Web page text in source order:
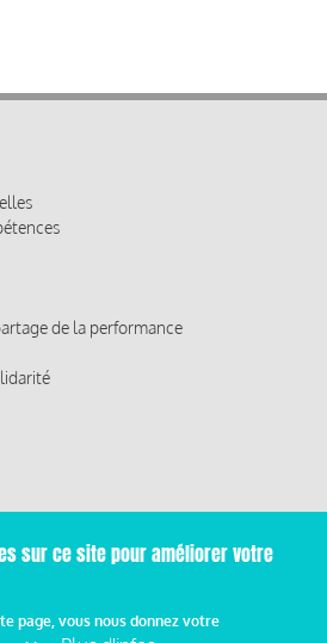
de la performance
Social - Réalisé parCafffeine
sur ce site pour améliorer votre
page, vous nous donnez votre